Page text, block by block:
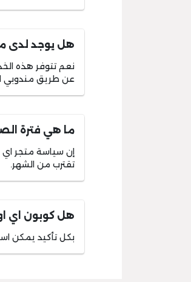
هل يوجد لدى
نعم تتوفر هذه
عن طريق مندوبي
ما هي فترة
إن سياسة متجر اي
تقترب من الشهر.
هل كوبون اي
بكل تأكيد يمكن